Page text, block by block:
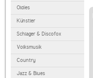
Oldies
Künstler
Schlager & Discofox
Volksmusik
Country
Jazz & Blues